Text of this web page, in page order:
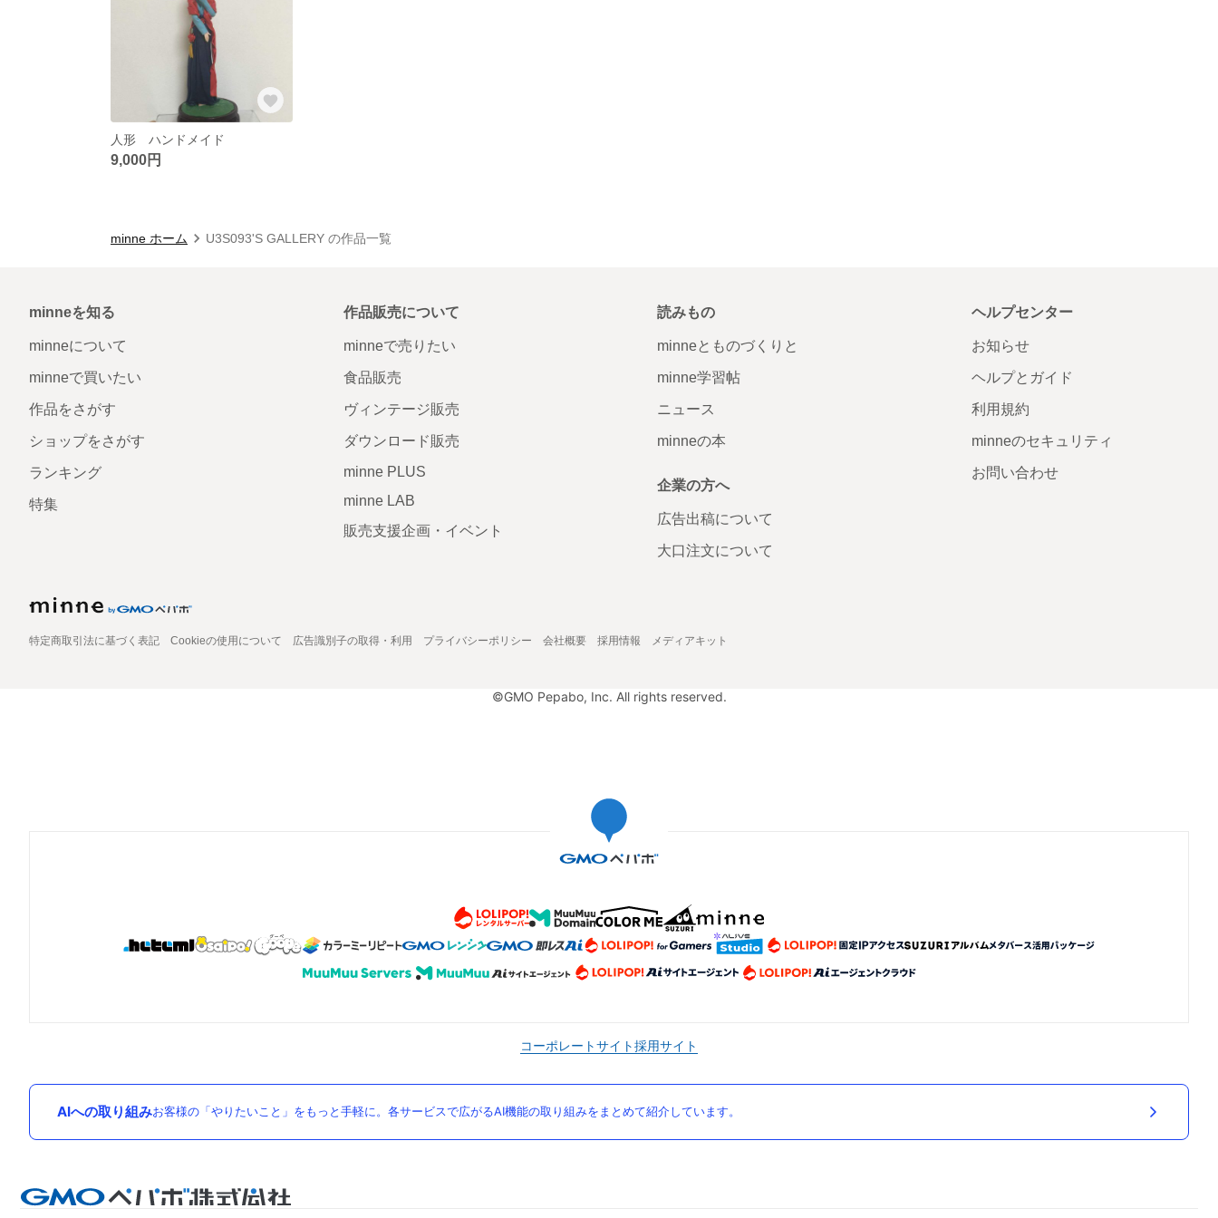
人形 ハンドメイド
9,000円
minne ホーム U3S093'S GALLERY の作品一覧
minneを知る
minneについて
minneで買いたい
作品をさがす
ショップをさがす
ランキング
特集
作品販売について
minneで売りたい
食品販売
ヴィンテージ販売
ダウンロード販売
minne PLUS
minne LAB
販売支援企画・イベント
読みもの
minneとものづくりと
minne学習帖
ニュース
minneの本
企業の方へ
広告出稿について
大口注文について
ヘルプセンター
お知らせ
ヘルプとガイド
利用規約
minneのセキュリティ
お問い合わせ
特定商取引法に基づく表記 Cookieの使用について 広告識別子の取得・利用 プライバシーポリシー 会社概要 採用情報 メディアキット
©GMO Pepabo, Inc. All rights reserved.
コーポレートサイト採用サイト
AIへの取り組みお客様の「やりたいこと」をもっと手軽に。各サービスで広がるAI機能の取り組みをまとめて紹介しています。